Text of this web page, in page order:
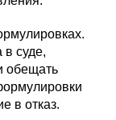
в суде,
обещать
в отказ.